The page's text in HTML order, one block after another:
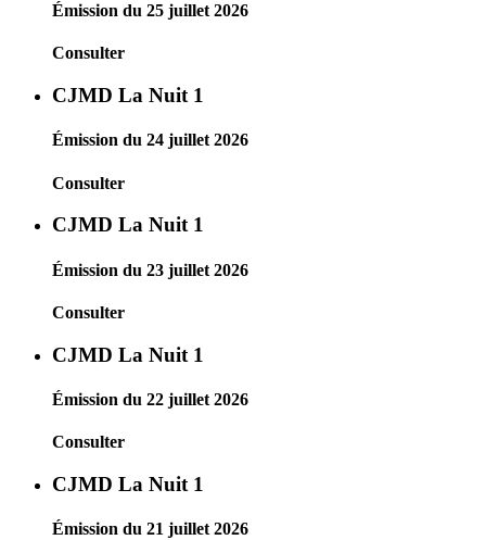
Émission du 25 juillet 2026
Consulter
CJMD La Nuit 1
Émission du 24 juillet 2026
Consulter
CJMD La Nuit 1
Émission du 23 juillet 2026
Consulter
CJMD La Nuit 1
Émission du 22 juillet 2026
Consulter
CJMD La Nuit 1
Émission du 21 juillet 2026